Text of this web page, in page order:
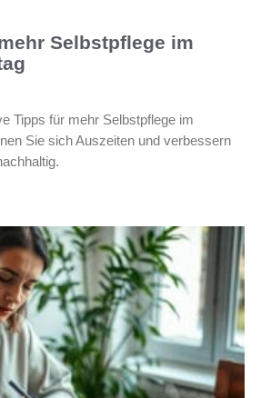
Selbstpflege im
Tipps für mehr Selbstpflege im
Sie sich Auszeiten und verbessern